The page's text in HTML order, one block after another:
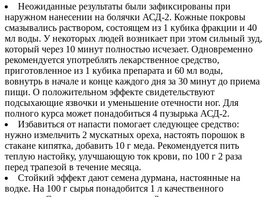
Неожиданные результаты были зафиксированы при
наружном нанесении на болячки АСД-2. Кожные покровы
смазывались раствором, состоящем из 1 кубика фракции и 40
мл воды. У некоторых людей возникает при этом сильный зуд,
который через 10 минут полностью исчезает. Одновременно
рекомендуется употреблять лекарственное средство,
приготовленное из 1 кубика препарата и 60 мл воды,
вовнутрь в начале и конце каждого дня за 30 минут до приема
пищи. О положительном эффекте свидетельствуют
подсыхающие язвочки и уменьшение отечности ног. Для
полного курса может понадобиться 4 пузырька АСД-2.
Избавиться от напасти помогает следующее средство:
нужно измельчить 2 мускатных ореха, настоять порошок в
стакане кипятка, добавить 10 г меда. Рекомендуется пить
теплую настойку, улучшающую ток крови, по 100 г 2 раза
перед трапезой в течение месяца.
Стойкий эффект дают семена дурмана, настоянные на
водке. На 100 г сырья понадобится 1 л качественного